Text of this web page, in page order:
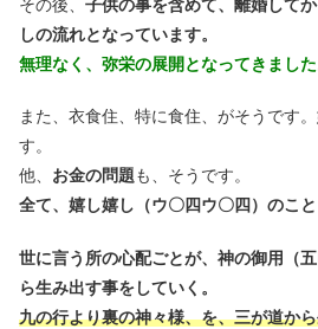
その後、 子供の事を含めて、離婚して
しの流れとなっています。
無理なく、弥栄の展開となってきました
また、衣食住、特に食住、がそうです。
す。
他、 お金の問題も、そうです。
全て、嬉し嬉し（ウ〇四ウ〇四）のこ
世に言う所の心配ごとが、神の御用（
ら生み出す事をしていく。
九の行より裏の神々様、を、三が道か